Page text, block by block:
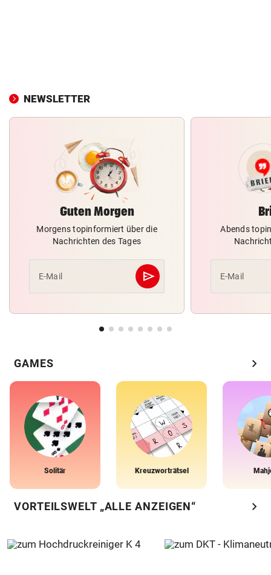
NEWSLETTER
Guten Morgen
Morgens topinformiert über die
Nachrichten des Tages
E-Mail send
Abschicken
Abends
E-Mail
GAMES chevron_right
Solitär Kreuzworträtsel
VORTEILSWELT „ALLE ANZEIGEN“ chevron_right